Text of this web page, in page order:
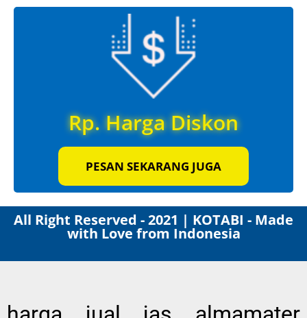
Rp. Harga Diskon
PESAN SEKARANG JUGA
All Right Reserved - 2021 | KOTABI - Made
with Love from Indonesia